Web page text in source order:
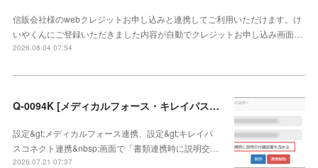
信販会社様のwebクレジットお申し込みと連携してご利用いただけます。け
いやくんにご登録いただきました内容が自動でクレジットお申し込み画面…
2026.08.04 07:54
Q-0094K [メディカルフォース・キレイパスコネクト連携]説明交付確認書の連携方法
設定&gt;メディカルフォース連携、設定&gt;キレイパ
スコネクト連携&nbsp;画面で「書類連携時に説明交…
2026.07.21 07:37